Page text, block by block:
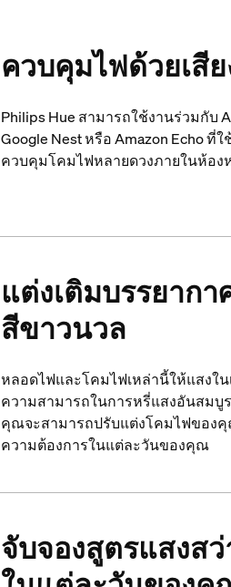
ควบคุมไฟด้วยเสี
Philips Hue สามารถใช้งานร่วมกับ
Google Nest หรือ Amazon Echo
ควบคุมโคมไฟหลายดวงภายในห้อง
แต่งเติมบรรยาก
สีขาวนวล
หลอดไฟและโคมไฟเหล่านี้ให้แสงใ
ความสามารถในการหรี่แสงอันสม
คุณจะสามารถปรับแต่งโคมไฟของ
ความต้องการในแต่ละวันของคุณ
จับจองสูตรแสงส